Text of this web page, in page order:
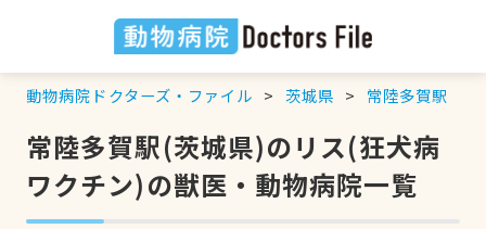
動物病院ドクターズ・ファイル 茨城県 常陸多賀駅
常陸多賀駅(茨城県)のリス(狂犬病
ワクチン)の獣医・動物病院一覧